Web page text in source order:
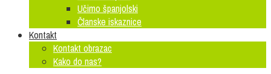
Učimo španjolski
Članske iskaznice
Kontakt
Kontakt obrazac
Kako do nas?